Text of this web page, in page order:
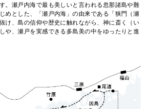
。瀬戸内海で最も美しいと言われる忽那諸島や難
めとした、「瀬戸内海」の由来である「狭門（瀬
け、島の信仰や歴史に触れながら、神に斎く（い
や、瀬戸を実感できる多島美の中をゆったりと進